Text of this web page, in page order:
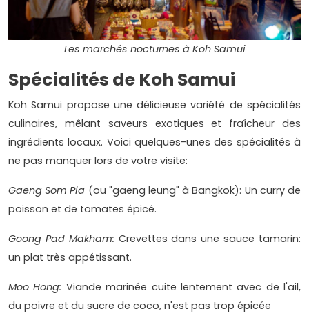
Les marchés nocturnes à Koh Samui
Spécialités de Koh Samui
Koh Samui propose une délicieuse variété de spécialités
culinaires, mêlant saveurs exotiques et fraîcheur des
ingrédients locaux. Voici quelques-unes des spécialités à
ne pas manquer lors de votre visite:
Gaeng Som Pla (ou "gaeng leung" à Bangkok): Un curry de
poisson et de tomates épicé.
Goong Pad Makham: Crevettes dans une sauce tamarin:
un plat très appétissant.
Moo Hong: Viande marinée cuite lentement avec de l'ail,
du poivre et du sucre de coco, n'est pas trop épicée